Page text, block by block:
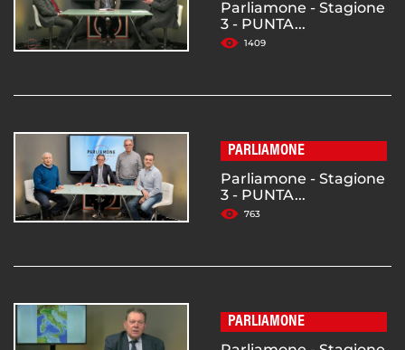
Parliamone - Stagione
3 - PUNTA...
1409
PARLIAMONE
Parliamone - Stagione
3 - PUNTA...
763
PARLIAMONE